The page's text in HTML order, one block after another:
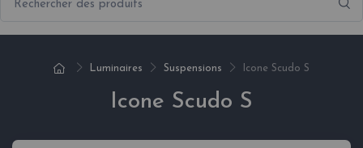
Luminaires Suspensions Icone Scudo S
Icone Scudo S